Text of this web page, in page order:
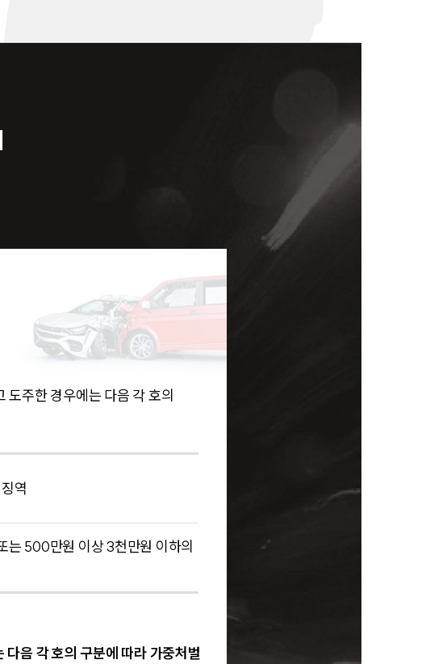
대륜법률상담예약
도주한 경우에는 다음 각 호의
역
는 500만원 이상 3천만원 이하의
음 각 호의 구분에 따라 가중처벌